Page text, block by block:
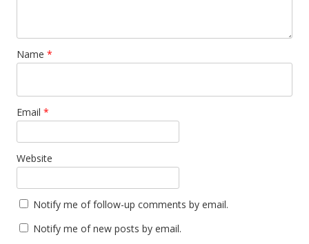
Name *
Email *
Website
Notify me of follow-up comments by email.
Notify me of new posts by email.